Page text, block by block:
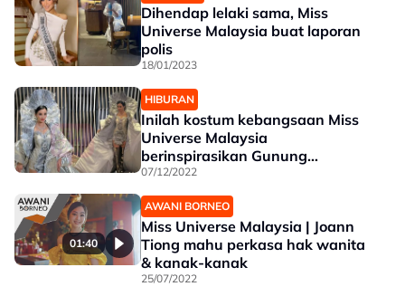
Dihendap lelaki sama, Miss
Universe Malaysia buat laporan
polis
18/01/2023
HIBURAN
Inilah kostum kebangsaan Miss
Universe Malaysia
berinspirasikan Gunung
Kinabalu!
07/12/2022
01:40
AWANI BORNEO
Miss Universe Malaysia | Joann
Tiong mahu perkasa hak wanita
& kanak-kanak
25/07/2022